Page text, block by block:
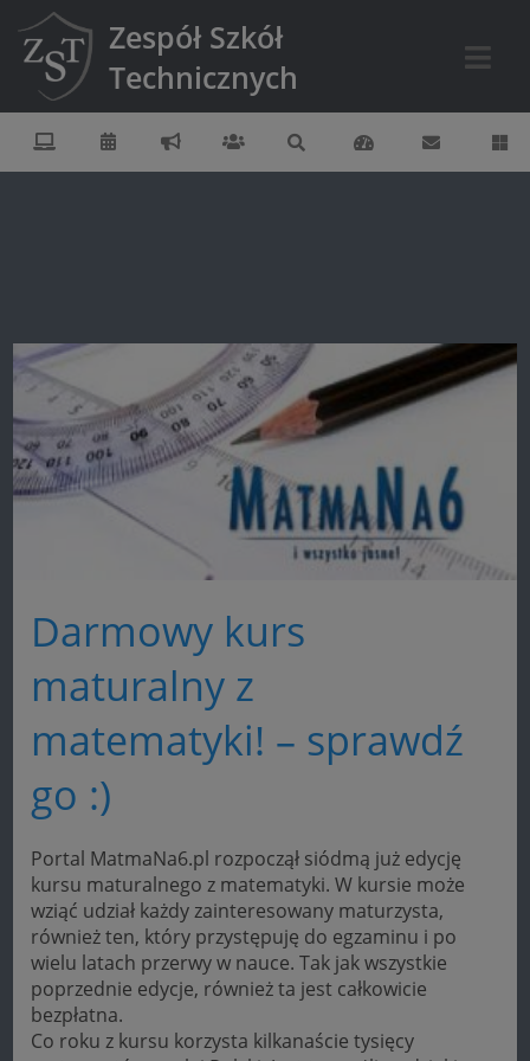
Zespół Szkół
Technicznych
Darmowy kurs
maturalny z
matematyki! – sprawdź
go :)
Portal MatmaNa6.pl rozpoczął siódmą już edycję
kursu maturalnego z matematyki. W kursie może
wziąć udział każdy zainteresowany maturzysta,
również ten, który przystępuję do egzaminu i po
wielu latach przerwy w nauce. Tak jak wszystkie
poprzednie edycje, również ta jest całkowicie
bezpłatna.
Co roku z kursu korzysta kilkanaście tysięcy